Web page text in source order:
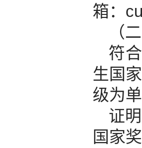
箱：
（
符
生国
级为
证
国家